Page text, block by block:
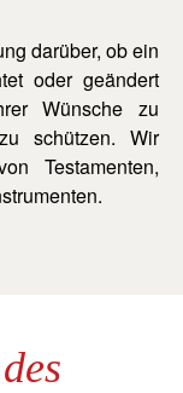
darüber, ob ein
oder geändert
Wünsche zu
schützen. Wir
Testamenten,